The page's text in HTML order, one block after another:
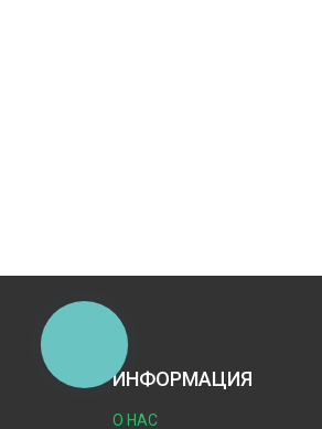
ИНФОРМАЦИЯ
О НАС